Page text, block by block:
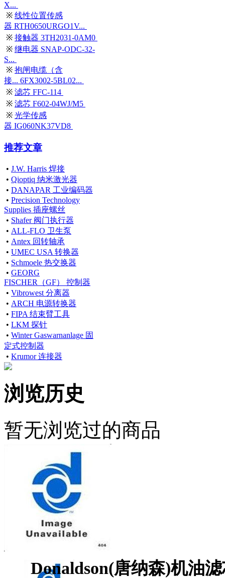
X...
※ 线性位置传感
器 RTH0650URGO1V...
※ 接触器 3TH2031-0AM0
※ 继电器 SNAP-ODC-32-
S...
※ 抱闸电缆（含
接... 6FX3002-5BL02...
※ 滤芯 FFC-114
※ 滤芯 F602-04WJ/M5
※ 光学传感
器 IG060NK37VD8
推荐文章
• J.W. Harris 焊接
• Qioptiq 纳米激光器
• DANAPAR 工业编码器
• Precision Technology
Supplies 插座螺丝
• Shafer 阀门执行器
• ALL-FLO 卫生泵
• Antex 回转轴承
• UMEC USA 转换器
• Schmoele 热交换器
• GEORG
FISCHER（GF） 控制器
• Vibrowest 分离器
• ARCH 电源转换器
• FIPA 结束臂工具
• LKM 探针
• Winter Gaswarnanlage 固
定式控制器
• Krumor 连接器
浏览历史
暂无浏览过的商品
Donaldson(唐纳森)机油滤